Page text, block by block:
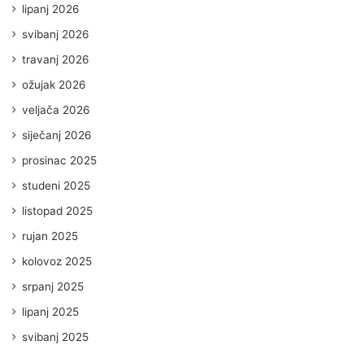
lipanj 2026
svibanj 2026
travanj 2026
ožujak 2026
veljača 2026
siječanj 2026
prosinac 2025
studeni 2025
listopad 2025
rujan 2025
kolovoz 2025
srpanj 2025
lipanj 2025
svibanj 2025